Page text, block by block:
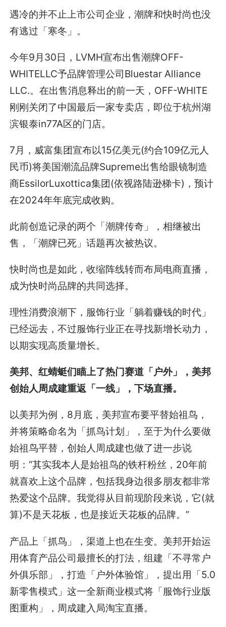
遇冷的并不止上市公司企业，潮牌和快时尚也没
有逃过「寒冬」。
今年9月30日，LVMH宣布出售潮牌OFF-
WHITELLC予品牌管理公司Bluestar Alliance
LLC.。在出售消息释出的前一天，OFF-WHITE
刚刚关闭了中国最后一家专卖店，即位于杭州湖
滨银泰in77A区的门店。
7月，威富集团宣布以15亿美元(约合109亿元人
民币)将美国潮流品牌Supreme出售给眼镜制造
商EssilorLuxottica集团(依视路陆逊梯卡)，预计
在2024年年底完成收购。
此前创造记录的两个「潮牌传奇」，相继被出
售，「潮牌已死」话题再次被热议。
快时尚也是如此，收缩阵线转而布局电商直播，
成为快时尚品牌的共同选择。
理性消费浪潮下，服饰行业「躺着赚钱的时代」
已经远去，不过服饰行业正在寻找新增长动力，
以期实现高质量增长。
美邦、红蜻蜓们瞄上了热门赛道「户外」，美邦
创始人周成建重返「一线」，下场直播。
以美邦为例，8月底，美邦宣布要平替始祖鸟，
并将策略命名为「抓鸟计划」，至于为什么要做
始祖鸟平替，创始人周成建也做了进一步说
明：“其实我本人是始祖鸟的铁杆粉丝，20年前
就喜欢上这个品牌，包括我身边很多朋友都非常
热爱这个品牌。我觉得从目前现阶段来说，它(就
算)不是天花板，也是接近天花板的品牌。”
产品上「抓鸟」，渠道上也在生变。美邦开始运
用体育产品公司最擅长的打法，组建「不寻常户
外俱乐部」，打造「户外体验馆」，提出用「5.0
新零售模式」这一全新商业模式将「服饰行业版
图重构」，周成建入局淘宝直播。